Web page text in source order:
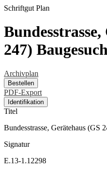
Schriftgut Plan
247)
Archivplan
Bestellen
PDF-Export
Identifikation
Titel
Bundesstrasse, Gerätehaus (GS
Signatur
E.13-1.12298